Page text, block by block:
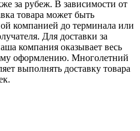
за рубеж. В зависимости от
товара может быть
компанией до терминала или
Для доставки за
компания оказывает весь
оформлению. Многолетний
выполнять доставку товара